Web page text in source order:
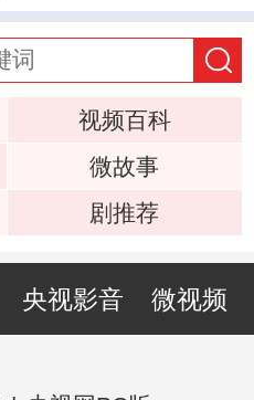
视频百科
微故事
剧推荐
央视影音 微视频